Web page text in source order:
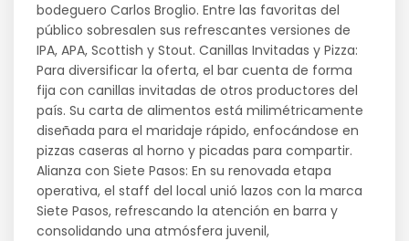
bodeguero Carlos Broglio. Entre las favoritas del
público sobresalen sus refrescantes versiones de
IPA, APA, Scottish y Stout. Canillas Invitadas y Pizza:
Para diversificar la oferta, el bar cuenta de forma
fija con canillas invitadas de otros productores del
país. Su carta de alimentos está milimétricamente
diseñada para el maridaje rápido, enfocándose en
pizzas caseras al horno y picadas para compartir.
Alianza con Siete Pasos: En su renovada etapa
operativa, el staff del local unió lazos con la marca
Siete Pasos, refrescando la atención en barra y
consolidando una atmósfera juvenil,